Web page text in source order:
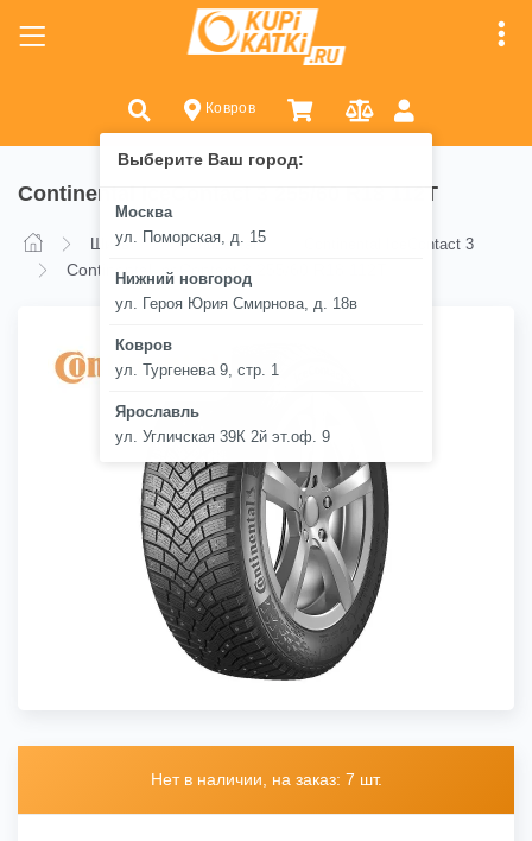
Ковров
Выберите Ваш город:
Москва
ул. Поморская, д. 15
Нижний новгород
ул. Героя Юрия Смирнова, д. 18в
Ковров
ул. Тургенева 9, стр. 1
Ярославль
ул. Угличская 39К 2й эт.оф. 9
Continental IceContact 3 255/60 R18 112T
Шины Continental Continental IceContact 3
Continental IceContact 3 255/60 R18 112T
Нет в наличии, на заказ: 7 шт.